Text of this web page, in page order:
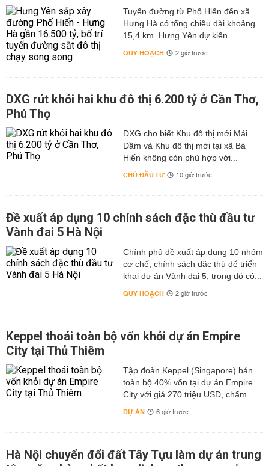
Tuyến đường từ Phố Hiến đến xã
Hưng Hà có tổng chiều dài khoảng
15,4 km. Hưng Yên dự kiến...
QUY HOẠCH 2 giờ trước
DXG rút khỏi hai khu đô thị 6.200 tỷ ở Cần Thơ,
Phú Thọ
DXG cho biết Khu đô thị mới Mái
Dầm và Khu đô thị mới tại xã Bá
Hiến không còn phù hợp với...
CHỦ ĐẦU TƯ 10 giờ trước
Đề xuất áp dụng 10 chính sách đặc thù đầu tư
Vành đai 5 Hà Nội
Chính phủ đề xuất áp dụng 10 nhóm
cơ chế, chính sách đặc thù để triển
khai dự án Vành đai 5, trong đó có...
QUY HOẠCH 2 giờ trước
Keppel thoái toàn bộ vốn khỏi dự án Empire
City tại Thủ Thiêm
Tập đoàn Keppel (Singapore) bán
toàn bộ 40% vốn tại dự án Empire
City với giá 270 triệu USD, chấm...
DỰ ÁN 6 giờ trước
Hà Nội chuyển đổi đất Tây Tựu làm dự án trung